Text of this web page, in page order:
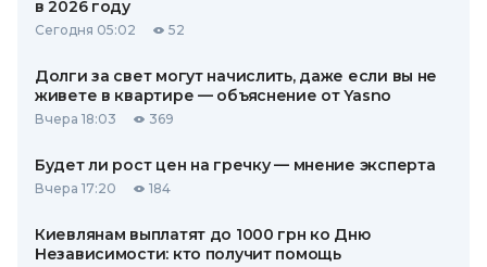
в 2026 году
Сегодня 05:02 52
Долги за свет могут начислить, даже если вы не
живете в квартире — объяснение от Yasno
Вчера 18:03 369
Будет ли рост цен на гречку — мнение эксперта
Вчера 17:20 184
Киевлянам выплатят до 1000 грн ко Дню
Независимости: кто получит помощь